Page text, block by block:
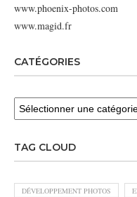
www.phoenix-photos.com
www.magid.fr
CATÉGORIES
TAG CLOUD
DÉVELOPPEMENT PHOTOS